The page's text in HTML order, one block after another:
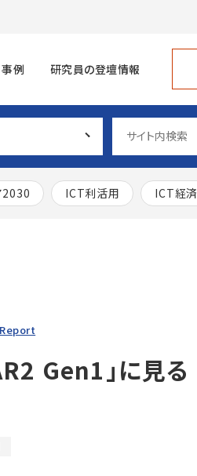
例 研究員の登壇情報
2030 ICT利活用 ICT経済
Gen1」に見る